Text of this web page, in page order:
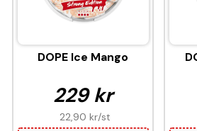
DOPE Ice Mango
229 kr
22,90 kr/st